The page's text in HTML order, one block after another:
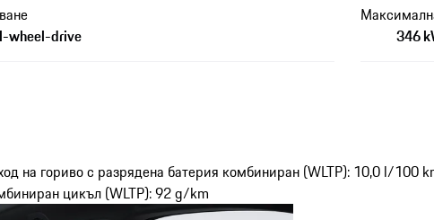
wheel-drive
346
на гориво с разрядена батерия комбиниран (WLTP): 10,0 l/100
цикъл (WLTP): 92 g/km